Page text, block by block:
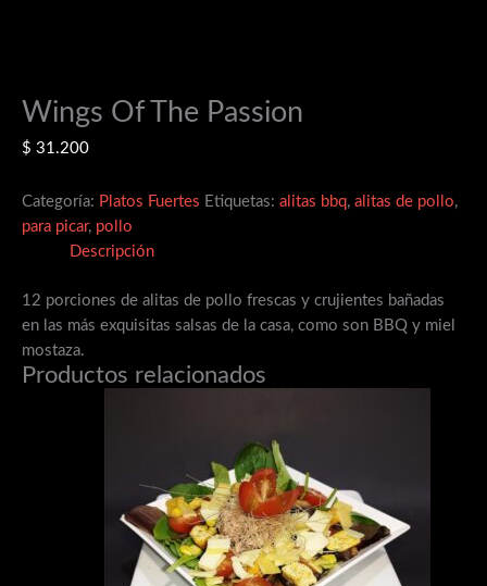
Wings Of The Passion
$ 31.200
Categoría: Platos Fuertes Etiquetas: alitas bbq, alitas de pollo,
para picar, pollo
Descripción
12 porciones de alitas de pollo frescas y crujientes bañadas
en las más exquisitas salsas de la casa, como son BBQ y miel
mostaza.
Productos relacionados